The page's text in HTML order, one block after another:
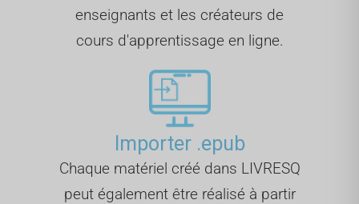
enseignants et les créateurs de
cours d'apprentissage en ligne.
Importer .epub
Chaque matériel créé dans LIVRESQ
peut également être réalisé à partir